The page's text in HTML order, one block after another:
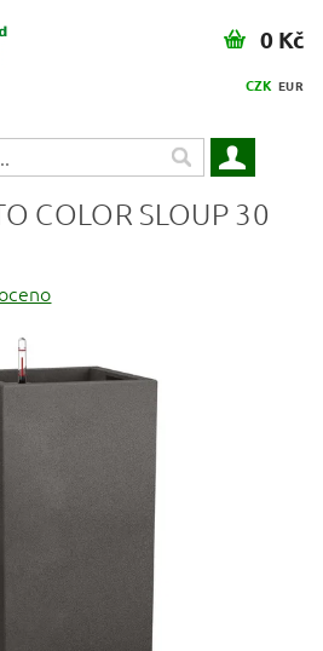
CZK EUR
0 Kč
COLOR SLOUP 30